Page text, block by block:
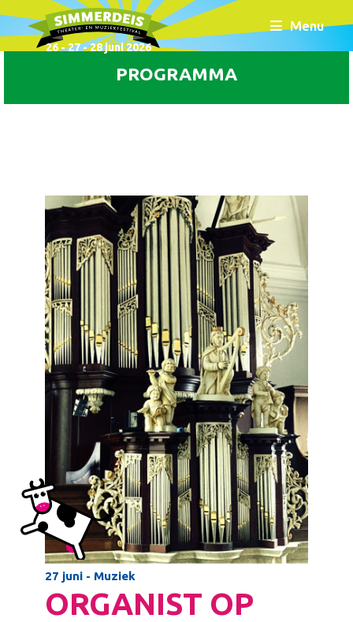
26 - 27 - 28 juni 2026
Menu
PROGRAMMA
27 juni - Muziek
ORGANIST OP